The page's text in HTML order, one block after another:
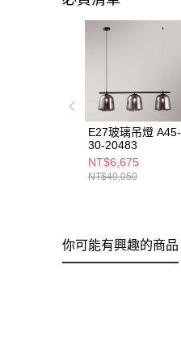
E27玻璃吊燈 A45-
30-20483
NT$6,675
NT$40,050
你可能有興趣的商品